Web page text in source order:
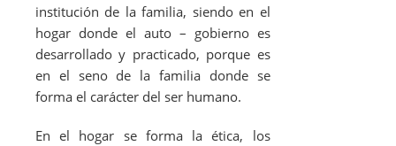
institución de la familia, siendo en el
hogar donde el auto – gobierno es
desarrollado y practicado, porque es
en el seno de la familia donde se
forma el carácter del ser humano.
En el hogar se forma la ética, los